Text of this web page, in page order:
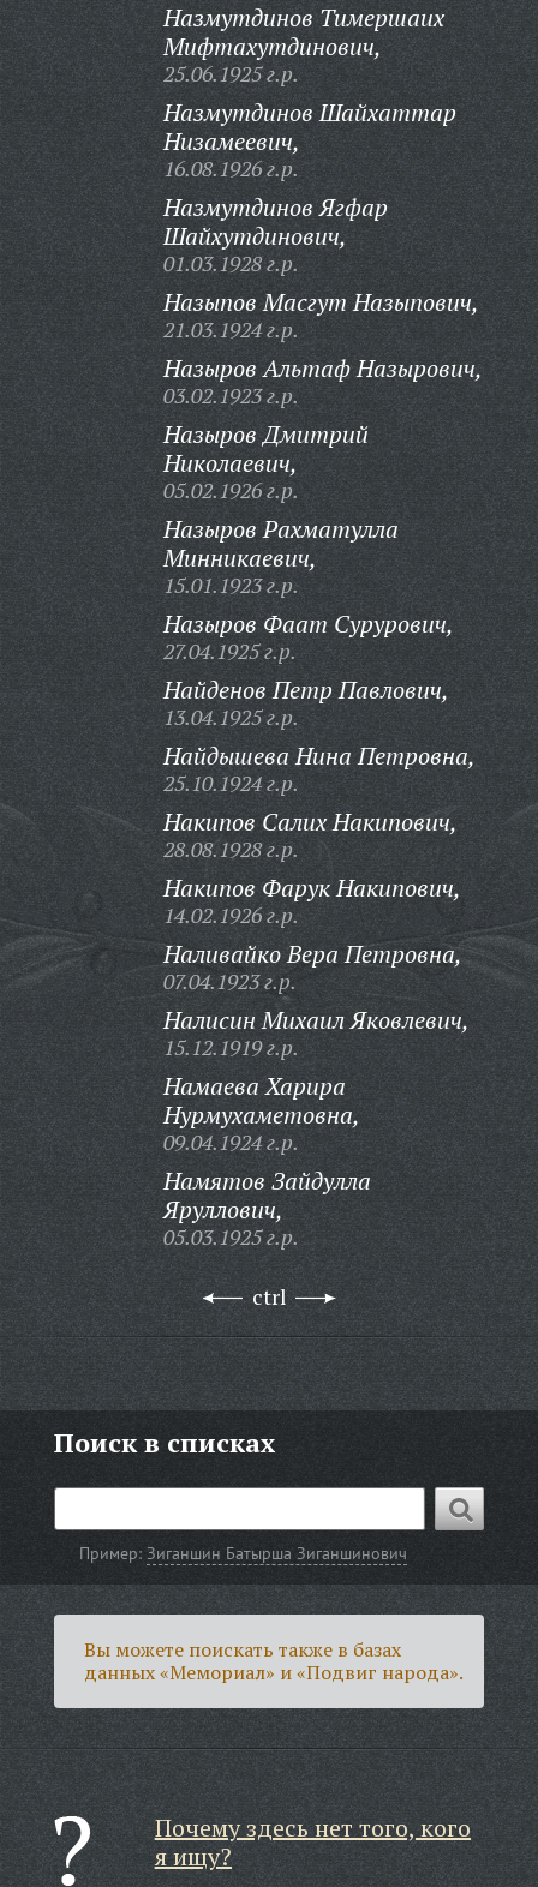
Назмутдинов Тимершаих
Мифтахутдинович,
25.06.1925 г.р.
Назмутдинов Шайхаттар
Низамеевич,
16.08.1926 г.р.
Назмутдинов Ягфар
Шайхутдинович,
01.03.1928 г.р.
Назыпов Масгут Назыпович,
21.03.1924 г.р.
Назыров Альтаф Назырович,
03.02.1923 г.р.
Назыров Дмитрий
Николаевич,
05.02.1926 г.р.
Назыров Рахматулла
Минникаевич,
15.01.1923 г.р.
Назыров Фаат Сурурович,
27.04.1925 г.р.
Найденов Петр Павлович,
13.04.1925 г.р.
Найдышева Нина Петровна,
25.10.1924 г.р.
Накипов Салих Накипович,
28.08.1928 г.р.
Накипов Фарук Накипович,
14.02.1926 г.р.
Наливайко Вера Петровна,
07.04.1923 г.р.
Налисин Михаил Яковлевич,
15.12.1919 г.р.
Намаева Харира
Нурмухаметовна,
09.04.1924 г.р.
Намятов Зайдулла
Яруллович,
05.03.1925 г.р.
ctrl
Поиск в списках
Пример:Зиганшин Батырша Зиганшинович
Вы можете поискать также в базах
данных «Мемориал» и «Подвиг народа».
Почему здесь нет того, кого
я ищу?